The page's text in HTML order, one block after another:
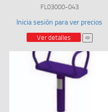
FL03000-043
Inicia sesión para ver precios
Ver detalles